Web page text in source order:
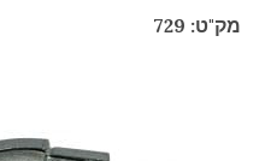
מק"ט: 729